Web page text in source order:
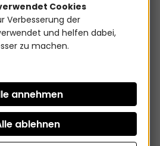
Cookies
Verbesserung der
und helfen dabei,
zu machen.